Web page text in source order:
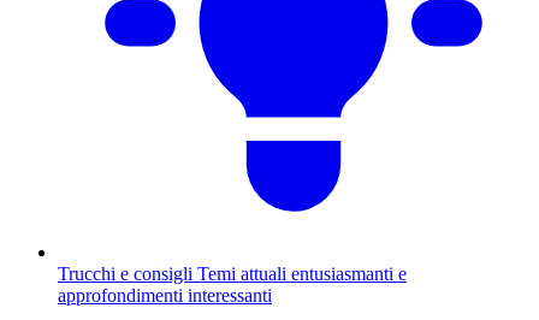
Trucchi e consigli Temi attuali entusiasmanti e
approfondimenti interessanti